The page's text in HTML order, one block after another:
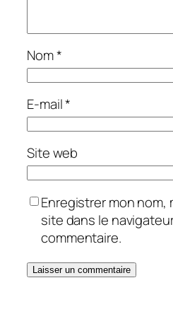
Nom*
E-mail*
Site web
Enregistrer mon nom,
site dans le
commentaire.